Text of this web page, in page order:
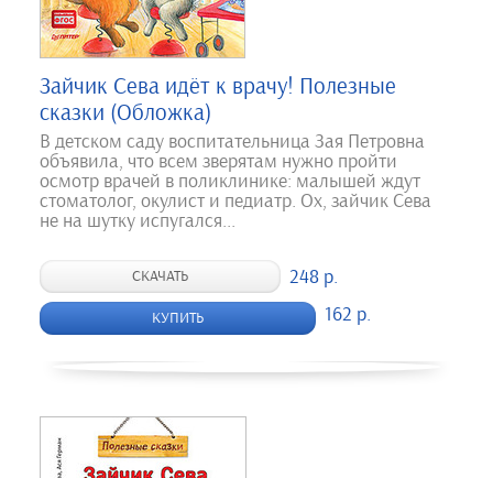
Зайчик Сева идёт к врачу! Полезные
сказки (Обложка)
В детском саду воспитательница Зая Петровна
объявила, что всем зверятам нужно пройти
осмотр врачей в поликлинике: малышей ждут
стоматолог, окулист и педиатр. Ох, зайчик Сева
не на шутку испугался...
СКАЧАТЬ 248 р.
КУПИТЬ 162 р.